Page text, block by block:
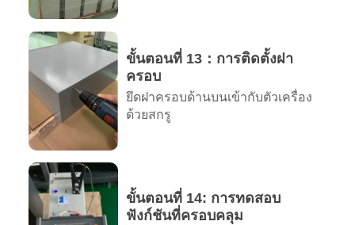
ขั้นตอนที่ 13：การติดตั้งฝา
ครอบ
ยึดฝาครอบด้านบนเข้ากับตัวเครื่อง
ด้วยสกรู
ขั้นตอนที่ 14: การทดสอบ
ฟังก์ชันที่ครอบคลุม